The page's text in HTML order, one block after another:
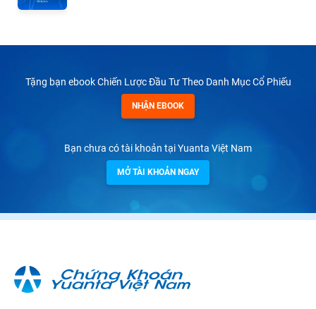
Tặng bạn ebook Chiến Lược Đầu Tư Theo Danh Mục Cổ Phiếu
NHẬN EBOOK
Bạn chưa có tài khoản tại Yuanta Việt Nam
MỞ TÀI KHOẢN NGAY